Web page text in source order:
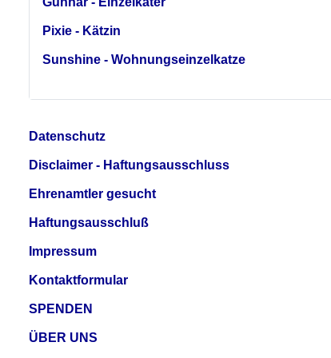
Pixie - Kätzin
Sunshine - Wohnungseinzelkatze
Datenschutz
Disclaimer - Haftungsausschluss
Ehrenamtler gesucht
Haftungsausschluß
Impressum
Kontaktformular
SPENDEN
ÜBER UNS